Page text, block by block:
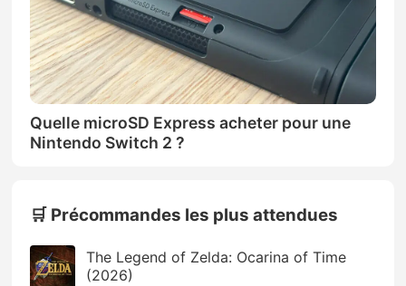
Quelle microSD Express acheter pour une
Nintendo Switch 2 ?
🛒 Précommandes les plus attendues
The Legend of Zelda: Ocarina of Time
(2026)